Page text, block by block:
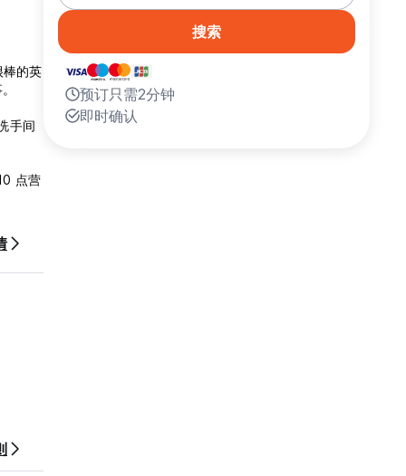
的英
手间
点营
搜索
预订只需2分钟
即时确认